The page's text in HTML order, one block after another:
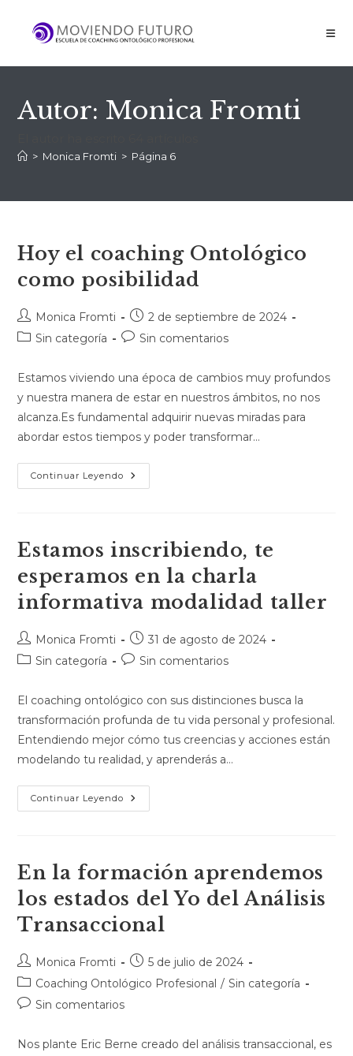
Autor: Monica Fromti
> Monica Fromti > Página 6
Hoy el coaching Ontológico
como posibilidad
Monica Fromti
2 de septiembre de 2024
Sin categoría
Sin comentarios
Estamos viviendo una época de cambios muy profundos
y nuestra manera de estar en nuestros ámbitos, no nos
alcanza.Es fundamental adquirir nuevas miradas para
abordar estos tiempos y poder transformar…
Continuar Leyendo
Estamos inscribiendo, te
esperamos en la charla
informativa modalidad taller
Monica Fromti
31 de agosto de 2024
Sin categoría
Sin comentarios
El coaching ontológico con sus distinciones busca la
transformación profunda de tu vida personal y profesional.
Entendiendo mejor cómo tus creencias y acciones están
modelando tu realidad, y aprenderás a…
Continuar Leyendo
En la formación aprendemos
los estados del Yo del Análisis
Transaccional
Monica Fromti
5 de julio de 2024
Coaching Ontológico Profesional / Sin categoría
Sin comentarios
Nos plante Eric Berne creado del análisis transaccional, es